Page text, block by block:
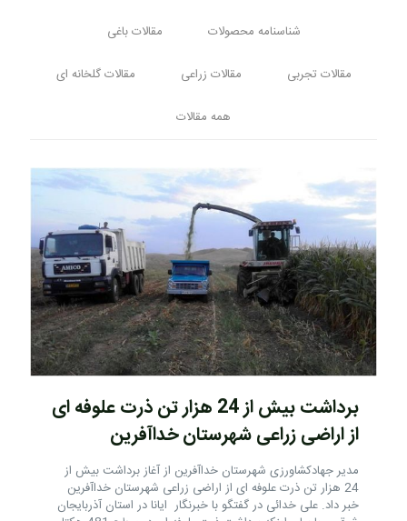
شناسنامه محصولات مقالات باغی
مقالات تجربی مقالات زراعی مقالات گلخانه ای
همه مقالات
برداشت بیش از 24 هزار تن ذرت علوفه ای
از اراضی زراعی شهرستان خداآفرین
مدیر جهادکشاورزی شهرستان خداآفرین از آغاز برداشت بیش از
24 هزار تن ذرت علوفه ای از اراضی زراعی شهرستان خداآفرین
خبر داد. علی خدائی در گفتگو با خبرنگار ایانا در استان آذربایجان